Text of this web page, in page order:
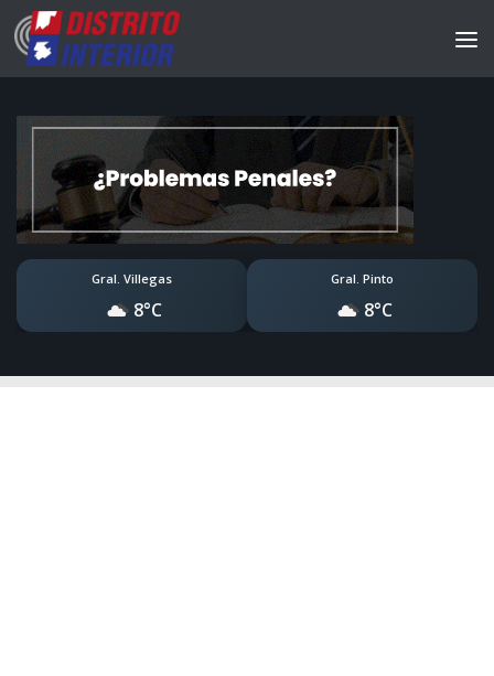
Gral. Villegas
8°C
Gral. Pinto
8°C